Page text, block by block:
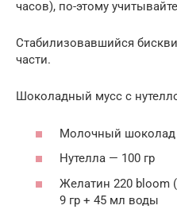
часов), по-этому
Стабилизовавшийся
части.
Шоколадный мусс с
Молочный шоколад
Нутелла — 100 гр
Желатин 220
9 гр + 45 мл воды